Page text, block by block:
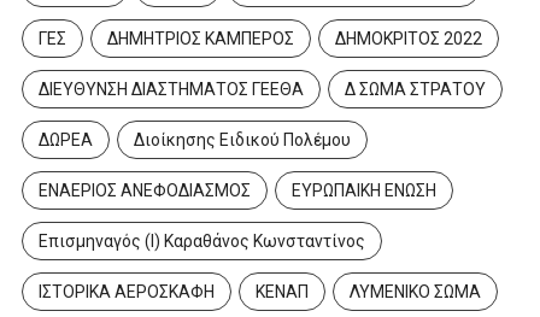
ΓΕΣ ΔΗΜΗΤΡΙΟΣ ΚΑΜΠΕΡΟΣ ΔΗΜΟΚΡΙΤΟΣ 2022
ΔΙΕΥΘΥΝΣΗ ΔΙΑΣΤΗΜΑΤΟΣ ΓΕΕΘΑ Δ ΣΩΜΑ ΣΤΡΑΤΟΥ
ΔΩΡΕΑ Διοίκησης Ειδικού Πολέμου
ΕΝΑΕΡΙΟΣ ΑΝΕΦΟΔΙΑΣΜΟΣ ΕΥΡΩΠΑΙΚΗ ΕΝΩΣΗ
Επισμηναγός (Ι) Καραθάνος Κωνσταντίνος
ΙΣΤΟΡΙΚΑ ΑΕΡΟΣΚΑΦΗ ΚΕΝΑΠ ΛΥΜΕΝΙΚΟ ΣΩΜΑ